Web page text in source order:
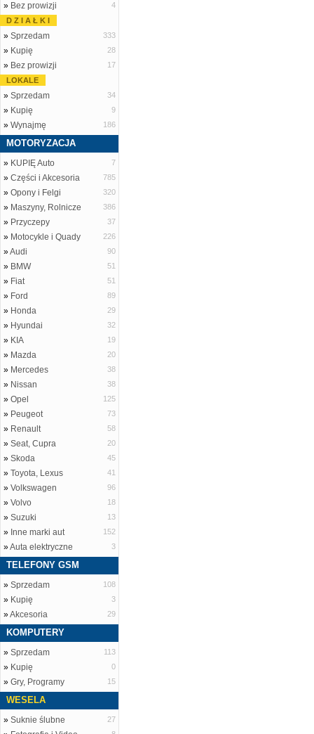
» Bez prowizji
4
D Z I A Ł K I
» Sprzedam 333
» Kupię 28
» Bez prowizji
17
LOKALE
» Sprzedam 34
» Kupię 9
» Wynajmę 186
MOTORYZACJA
» KUPIĘ Auto 7
» Części i Akcesoria 785
» Opony i Felgi 320
» Maszyny, Rolnicze 386
» Przyczepy 37
» Motocykle i Quady 226
»Audi 90
» BMW 51
» Fiat 51
» Ford 89
» Honda 29
» Hyundai 32
» KIA 19
» Mazda 20
» Mercedes 38
» Nissan 38
» Opel 125
» Peugeot 73
» Renault 58
» Seat, Cupra 20
» Skoda 45
» Toyota, Lexus 41
» Volkswagen 96
» Volvo 18
» Suzuki 13
» Inne marki aut 152
»Auta elektryczne 3
TELEFONY GSM
» Sprzedam 108
» Kupię 3
»Akcesoria 29
KOMPUTERY
» Sprzedam 113
» Kupię 0
» Gry, Programy 15
WESELA
» Suknie ślubne 27